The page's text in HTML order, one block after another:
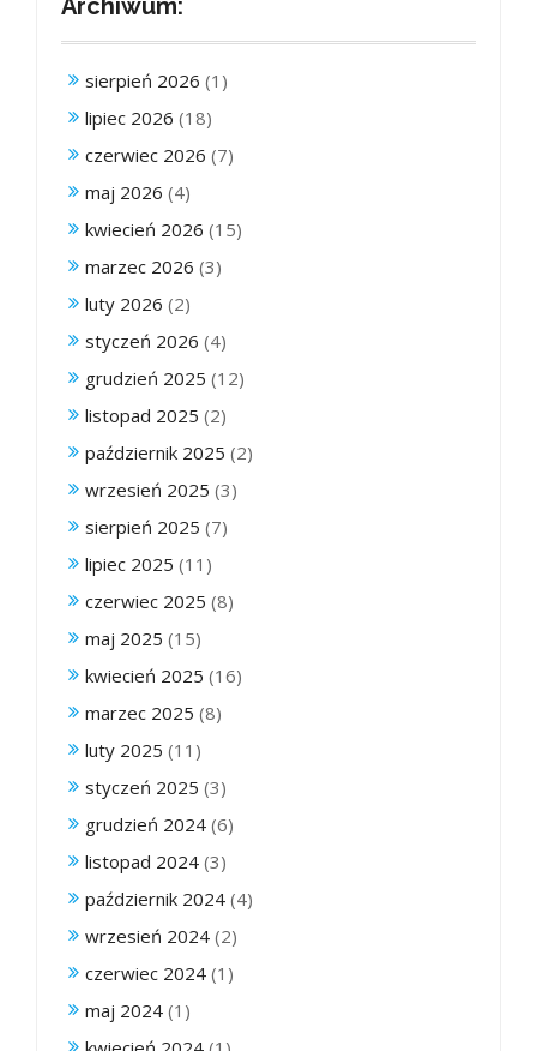
sierpień 2026 (1)
lipiec 2026 (18)
czerwiec 2026 (7)
maj 2026 (4)
kwiecień 2026 (15)
marzec 2026 (3)
luty 2026 (2)
styczeń 2026 (4)
grudzień 2025 (12)
listopad 2025 (2)
październik 2025 (2)
wrzesień 2025 (3)
sierpień 2025 (7)
lipiec 2025 (11)
czerwiec 2025 (8)
maj 2025 (15)
kwiecień 2025 (16)
marzec 2025 (8)
luty 2025 (11)
styczeń 2025 (3)
grudzień 2024 (6)
listopad 2024 (3)
październik 2024 (4)
wrzesień 2024 (2)
czerwiec 2024 (1)
maj 2024 (1)